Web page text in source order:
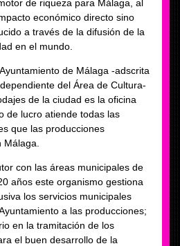
de riqueza para Málaga, al
económico directo sino
a través de la difusión de la
en el mundo.
de Málaga -adscrita
del Área de Cultura-
de la ciudad es la oficina
de lucro atiende todas las
que las producciones
con las áreas municipales de
años este organismo gestiona
los servicios municipales
a las producciones;
en la tramitación de los
el buen desarrollo de la